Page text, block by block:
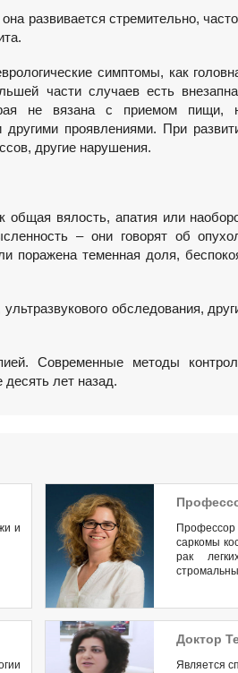
развивается стремительно,
симптомы, как
части случаев есть
не вязана с приемом пищи,
проявлениями. При
другие нарушения.
вялость, апатия или
– они говорят об
поражена теменная доля,
обследования,
Современные методы
лет назад.
и
саркомы
рак
Доктор
Является